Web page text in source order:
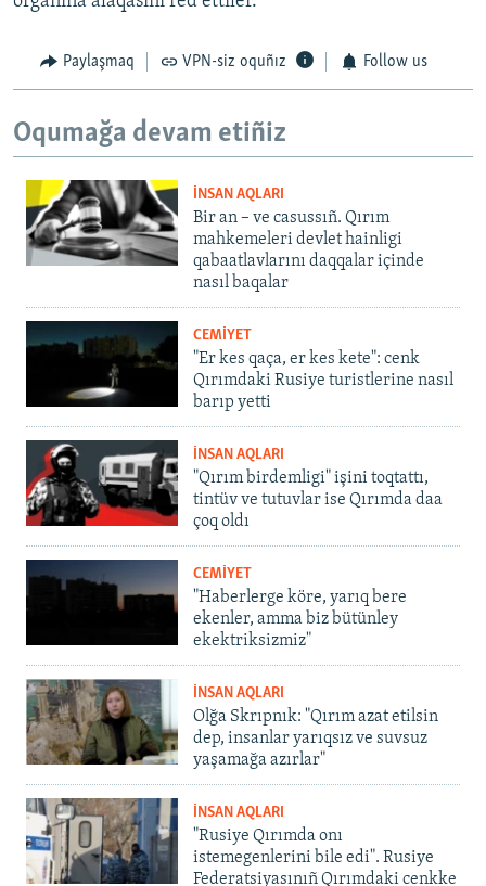
Paylaşmaq VPN-siz oquñız Follow us
Oqumağa devam etiñiz
İNSAN AQLARI
Bir an – ve casussıñ. Qırım
mahkemeleri devlet hainligi
qabaatlavlarını daqqalar içinde
nasıl baqalar
CEMİYET
"Er kes qaça, er kes kete": cenk
Qırımdaki Rusiye turistlerine nasıl
barıp yetti
İNSAN AQLARI
"Qırım birdemligi" işini toqtattı,
tintüv ve tutuvlar ise Qırımda daa
çoq oldı
CEMİYET
"Haberlerge köre, yarıq bere
ekenler, amma biz bütünley
ekektriksizmiz"
İNSAN AQLARI
Olğa Skrıpnık: "Qırım azat etilsin
dep, insanlar yarıqsız ve suvsuz
yaşamağa azırlar"
İNSAN AQLARI
"Rusiye Qırımda onı
istemegenlerini bile edi". Rusiye
Federatsiyasınıñ Qırımdaki cenkke